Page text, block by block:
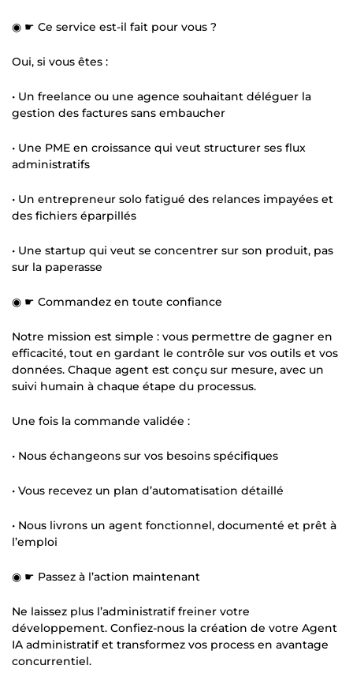
◉ ☛ Ce service est-il fait pour vous ?
Oui, si vous êtes :
• Un freelance ou une agence souhaitant déléguer la
gestion des factures sans embaucher
• Une PME en croissance qui veut structurer ses flux
administratifs
• Un entrepreneur solo fatigué des relances impayées et
des fichiers éparpillés
• Une startup qui veut se concentrer sur son produit, pas
sur la paperasse
◉ ☛ Commandez en toute confiance
Notre mission est simple : vous permettre de gagner en
efficacité, tout en gardant le contrôle sur vos outils et vos
données. Chaque agent est conçu sur mesure, avec un
suivi humain à chaque étape du processus.
Une fois la commande validée :
• Nous échangeons sur vos besoins spécifiques
• Vous recevez un plan d’automatisation détaillé
• Nous livrons un agent fonctionnel, documenté et prêt à
l’emploi
◉ ☛ Passez à l’action maintenant
Ne laissez plus l’administratif freiner votre
développement. Confiez-nous la création de votre Agent
IA administratif et transformez vos process en avantage
concurrentiel.